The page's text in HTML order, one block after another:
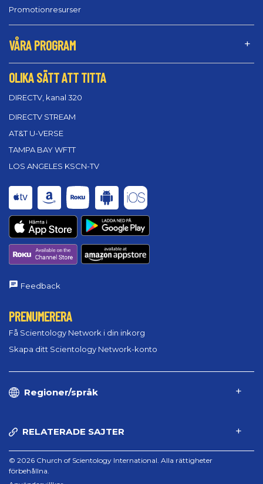
Promotionresurser
VÅRA PROGRAM
OLIKA SÄTT ATT TITTA
DIRECTV, kanal 320
DIRECTV STREAM
AT&T U-VERSE
TAMPA BAY WFTT
LOS ANGELES KSCN-TV
Feedback
PRENUMERERA
Få Scientology Network i din inkorg
Skapa ditt Scientology Network-konto
Regioner/språk
RELATERADE SAJTER
© 2026 Church of Scientology International. Alla rättigheter
förbehållna.